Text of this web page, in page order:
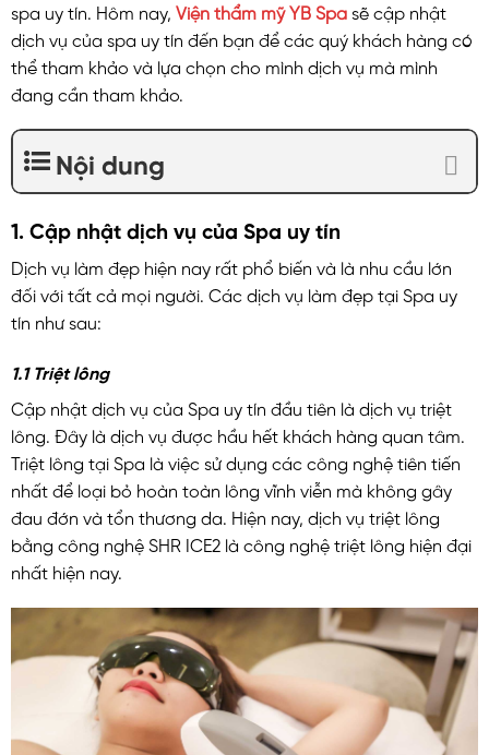
spa uy tín. Hôm nay, Viện thẩm mỹ YB Spa sẽ cập nhật
dịch vụ của spa uy tín đến bạn để các quý khách hàng có
thể tham khảo và lựa chọn cho mình dịch vụ mà mình
đang cần tham khảo.
Nội dung
1. Cập nhật dịch vụ của Spa uy tín
Dịch vụ làm đẹp hiện nay rất phổ biến và là nhu cầu lớn
đối với tất cả mọi người. Các dịch vụ làm đẹp tại Spa uy
tín như sau:
1.1 Triệt lông
Cập nhật dịch vụ của Spa uy tín đầu tiên là dịch vụ triệt
lông. Đây là dịch vụ được hầu hết khách hàng quan tâm.
Triệt lông tại Spa là việc sử dụng các công nghệ tiên tiến
nhất để loại bỏ hoàn toàn lông vĩnh viễn mà không gây
đau đớn và tổn thương da. Hiện nay, dịch vụ triệt lông
bằng công nghệ SHR ICE2 là công nghệ triệt lông hiện đại
nhất hiện nay.